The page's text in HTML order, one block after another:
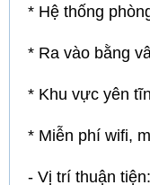
* Hệ thống
* Ra vào bằng
* Khu vực yên
* Miễn phí wifi,
- Vị trí thuận tiện: